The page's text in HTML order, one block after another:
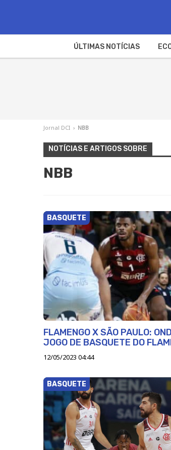
ÚLTIMAS NOTÍCIAS
Jornal DCI › NBB
NOTÍCIAS E ARTIGOS SOBRE
NBB
BASQUETE
FLAMENGO X SÃO PAULO:
JOGO DE BASQUETE DO
12/05/2023 04:44
BASQUETE